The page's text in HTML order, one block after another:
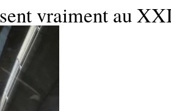
vraiment au